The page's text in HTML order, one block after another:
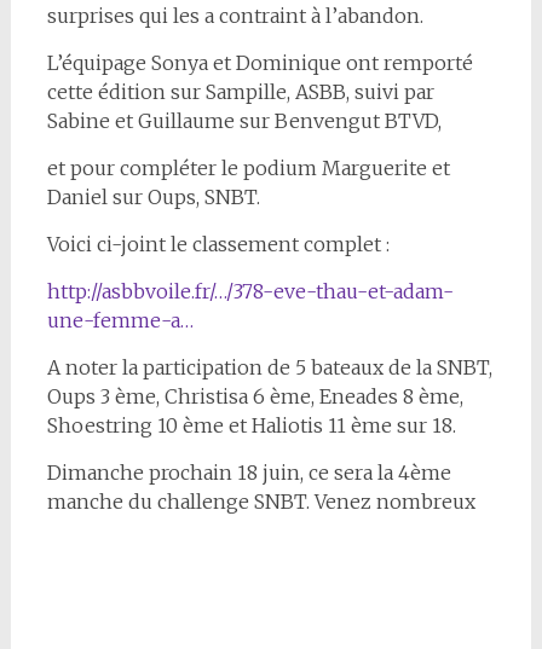
surprises qui les a contraint à l’abandon.
L’équipage Sonya et Dominique ont remporté
cette édition sur Sampille, ASBB, suivi par
Sabine et Guillaume sur Benvengut BTVD,
et pour compléter le podium Marguerite et
Daniel sur Oups, SNBT.
Voici ci-joint le classement complet :
http://asbbvoile.fr/…/378-eve-thau-et-adam-
une-femme-a…
A noter la participation de 5 bateaux de la SNBT,
Oups 3 ème, Christisa 6 ème, Eneades 8 ème,
Shoestring 10 ème et Haliotis 11 ème sur 18.
Dimanche prochain 18 juin, ce sera la 4ème
manche du challenge SNBT. Venez nombreux